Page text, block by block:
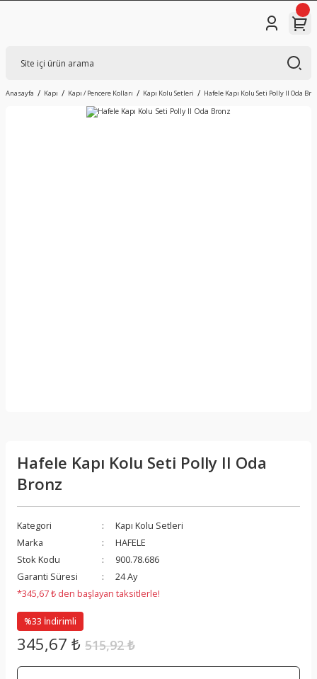
Anasayfa Kapı Kapı / Pencere Kolları Kapı Kolu Setleri Hafele Kapı Kolu Seti Polly II Oda
Hafele Kapı Kolu Seti Polly II Oda
Bronz
Kategori
Kapı Kolu Setleri
Marka
HAFELE
Stok Kodu
900.78.686
Garanti Süresi
24 Ay
*345,67 ₺ den başlayan taksitlerle!
%33 İndirimli
345,67 ₺ 515,92 ₺